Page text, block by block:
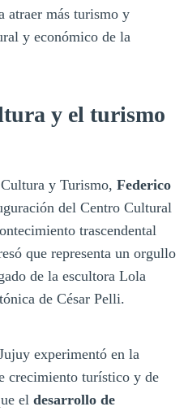
atraer más turismo y
y económico de la
y el turismo
y Turismo, Federico
del Centro Cultural
trascendental
que representa un orgullo
de la escultora Lola
de César Pelli.
experimentó en la
crecimiento turístico y de
el desarrollo de